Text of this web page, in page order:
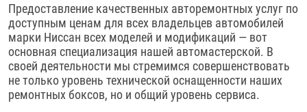
Предоставление качественных авторемонтных услуг по
доступным ценам для всех владельцев автомобилей
марки Ниссан всех моделей и модификаций — вот
основная специализация нашей автомастерской. В
своей деятельности мы стремимся совершенствовать
не только уровень технической оснащенности наших
ремонтных боксов, но и общий уровень сервиса.